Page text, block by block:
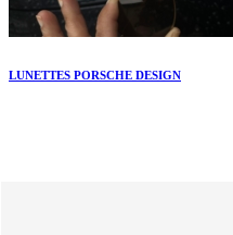
LUNETTES PORSCHE DESIGN